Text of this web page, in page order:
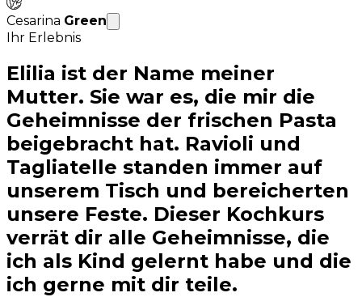
Cesarina Green
Ihr Erlebnis
Elilia ist der Name meiner
Mutter. Sie war es, die mir die
Geheimnisse der frischen Pasta
beigebracht hat. Ravioli und
Tagliatelle standen immer auf
unserem Tisch und bereicherten
unsere Feste. Dieser Kochkurs
verrät dir alle Geheimnisse, die
ich als Kind gelernt habe und die
ich gerne mit dir teile.